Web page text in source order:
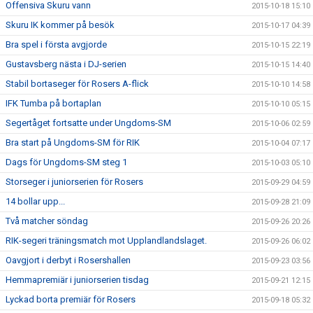
Offensiva Skuru vann 2015-10-18 15:10
Skuru IK kommer på besök 2015-10-17 04:39
Bra spel i första avgjorde 2015-10-15 22:19
Gustavsberg nästa i DJ-serien 2015-10-15 14:40
Stabil bortaseger för Rosers A-flick 2015-10-10 14:58
IFK Tumba på bortaplan 2015-10-10 05:15
Segertåget fortsatte under Ungdoms-SM 2015-10-06 02:59
Bra start på Ungdoms-SM för RIK 2015-10-04 07:17
Dags för Ungdoms-SM steg 1 2015-10-03 05:10
Storseger i juniorserien för Rosers 2015-09-29 04:59
14 bollar upp... 2015-09-28 21:09
Två matcher söndag 2015-09-26 20:26
RIK-segeri träningsmatch mot Upplandlandslaget. 2015-09-26 06:02
Oavgjort i derbyt i Rosershallen 2015-09-23 03:56
Hemmapremiär i juniorserien tisdag 2015-09-21 12:15
Lyckad borta premiär för Rosers 2015-09-18 05:32